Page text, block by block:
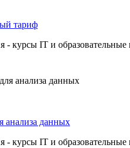
тариф
курсы IT и
анализа данных
курсы IT и